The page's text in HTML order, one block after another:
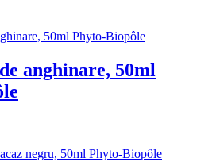
anghinare, 50ml